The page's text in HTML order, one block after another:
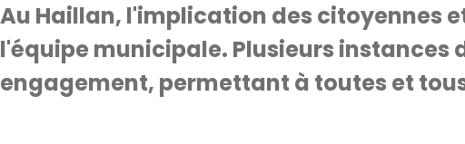
Au Haillan, l'implication des citoyennes
l'équipe municipale. Plusieurs
engagement, permettant à toutes et